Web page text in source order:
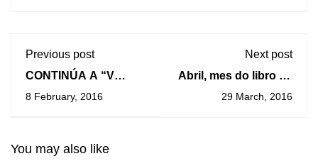
Previous post
CONTINÚA A “V
MOSTRA DE
8 February, 2016
Next post
Abril, mes do libro na
Biblioteca Municipal
29 March, 2016
You may also like